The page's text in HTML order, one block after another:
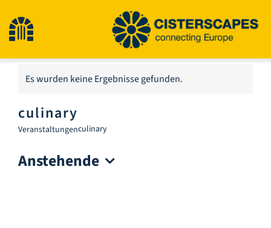
Inhalt
springen
Navigation
umschalten
Start
Kulturerbestätten
Wandern
Hinweis
Es wurden keine Ergebnisse gefunden.
culinary
Veranstaltungenculinary
Anstehende